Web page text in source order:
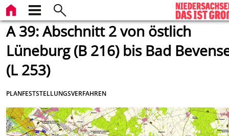
A 39: Abschnitt 2 von östlich
Lüneburg (B 216) bis Bad
(L 253)
PLANFESTSTELLUNGSVERFAHREN